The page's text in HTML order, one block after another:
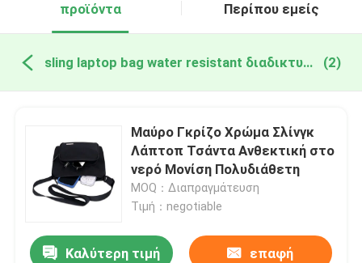
προϊόντα Περίπου εμείς
sling laptop bag water resistant διαδικτυακή κατασκευή (2)
Μαύρο Γκρίζο Χρώμα Σλίνγκ
Λάπτοπ Τσάντα Ανθεκτική στο
νερό Μονίση Πολυδιάθετη
MOQ：Διαπραγμάτευση
Τιμή：negotiable
Καλύτερη τιμή επαφή